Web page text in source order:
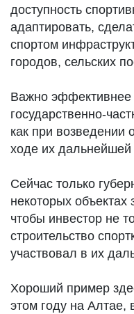
доступность
адаптировать,
спортом
городов, сельских
Важно эффективнее
государственно-
как при возведении
ходе их дальнейшей
Сейчас только
некоторых объектах
чтобы инвестор не
строительство
участвовал в их
Хороший пример
этом году на Алтае,